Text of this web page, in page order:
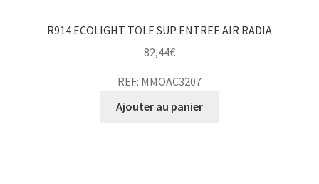
R914 ECOLIGHT TOLE SUP ENTREE AIR RADIA
82,44€
REF: MMOAC3207
Ajouter au panier